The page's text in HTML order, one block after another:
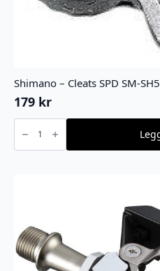
Shimano – Cleats SPD SM-
179 kr
Shimano
Cleats
SPD